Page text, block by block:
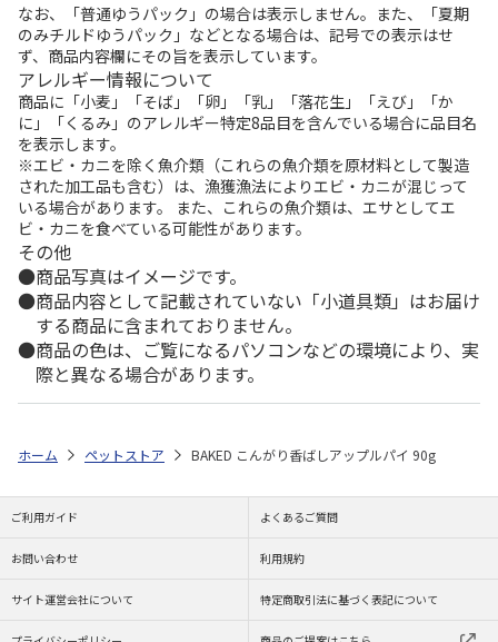
なお、「普通ゆうパック」の場合は表示しません。また、「夏期
のみチルドゆうパック」などとなる場合は、記号での表示はせ
ず、商品内容欄にその旨を表示しています。
アレルギー情報について
商品に「小麦」「そば」「卵」「乳」「落花生」「えび」「か
に」「くるみ」のアレルギー特定8品目を含んでいる場合に品目名
を表示します。
※エビ・カニを除く魚介類（これらの魚介類を原材料として製造
された加工品も含む）は、漁獲漁法によりエビ・カニが混じって
いる場合があります。 また、これらの魚介類は、エサとしてエ
ビ・カニを食べている可能性があります。
その他
商品写真はイメージです。
商品内容として記載されていない「小道具類」はお届け
する商品に含まれておりません。
商品の色は、ご覧になるパソコンなどの環境により、実
際と異なる場合があります。
ホーム ペットストア BAKED こんがり香ばしアップルパイ 90g
ご利用ガイド よくあるご質問
お問い合わせ 利用規約
サイト運営会社について 特定商取引法に基づく表記について